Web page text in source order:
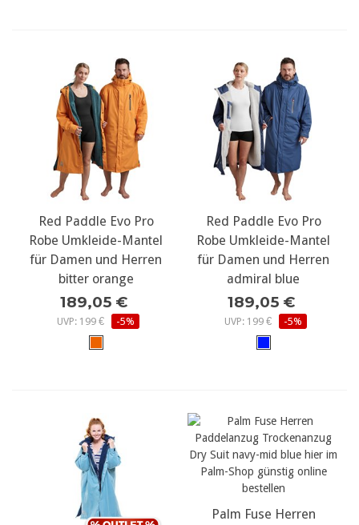
Red Paddle Evo Pro
Robe Umkleide-Mantel
für Damen und Herren
bitter orange
189,05 €
UVP: 199 € -5%
Red Paddle Evo Pro
Robe Umkleide-Mantel
für Damen und Herren
admiral blue
189,05 €
UVP: 199 € -5%
Palm Fuse Herren